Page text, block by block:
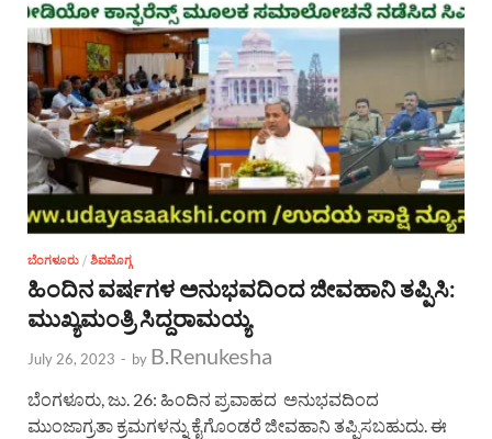
ಬೆಂಗಳೂರು / ಶಿವಮೊಗ್ಗ
ಹಿಂದಿನ ವರ್ಷಗಳ ಅನುಭವದಿಂದ ಜೀವಹಾನಿ ತಪ್ಪಿಸಿ:
ಮುಖ್ಯಮಂತ್ರಿ ಸಿದ್ದರಾಮಯ್ಯ
July 26, 2023 - by B.Renukesha
ಬೆಂಗಳೂರು, ಜು. 26: ಹಿಂದಿನ ಪ್ರವಾಹದ ಅನುಭವದಿಂದ
ಮುಂಜಾಗ್ರತಾ ಕ್ರಮಗಳನ್ನು ಕೈಗೊಂಡರೆ ಜೀವಹಾನಿ ತಪ್ಪಿಸಬಹುದು. ಈ